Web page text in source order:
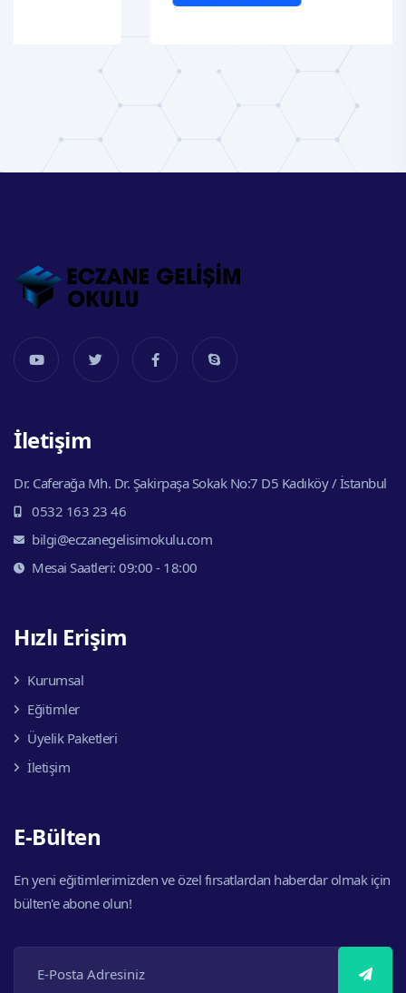
İletişim
Dr. Caferağa Mh. Dr. Şakirpaşa Sokak No:7 D5 Kadıköy / İstanbul
0532 163 23 46
bilgi@eczanegelisimokulu.com
Mesai Saatleri: 09:00 - 18:00
Hızlı Erişim
Kurumsal
Eğitimler
Üyelik Paketleri
İletişim
E-Bülten
En yeni eğitimlerimizden ve özel fırsatlardan haberdar olmak için
bülten'e abone olun!